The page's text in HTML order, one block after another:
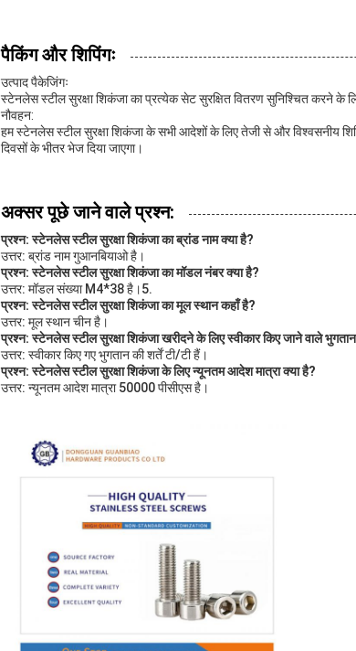
पैकिंग और शिपिंगः
उत्पाद पैकेजिंगः
स्टेनलेस स्टील सुरक्षा शिकंजा का प्रत्येक सेट सुरक्षित वितरण सुनिश्चित करने के
नौवहन:
हम स्टेनलेस स्टील सुरक्षा शिकंजा के सभी आदेशों के लिए तेजी से और विश्वसनीय
दिवसों के भीतर भेज दिया जाएगा।
अक्सर पूछे जाने वाले प्रश्न:
प्रश्न: स्टेनलेस स्टील सुरक्षा शिकंजा का ब्रांड नाम क्या है?
उत्तर: ब्रांड नाम गुआनबियाओ है।
प्रश्न: स्टेनलेस स्टील सुरक्षा शिकंजा का मॉडल नंबर क्या है?
उत्तर: मॉडल संख्या M4*38 है।5.
प्रश्न: स्टेनलेस स्टील सुरक्षा शिकंजा का मूल स्थान कहाँ है?
उत्तर: मूल स्थान चीन है।
प्रश्न: स्टेनलेस स्टील सुरक्षा शिकंजा खरीदने के लिए स्वीकार किए जाने वाले भुगतान
उत्तर: स्वीकार किए गए भुगतान की शर्तें टी/टी हैं।
प्रश्न: स्टेनलेस स्टील सुरक्षा शिकंजा के लिए न्यूनतम आदेश मात्रा क्या है?
उत्तर: न्यूनतम आदेश मात्रा 50000 पीसीएस है।